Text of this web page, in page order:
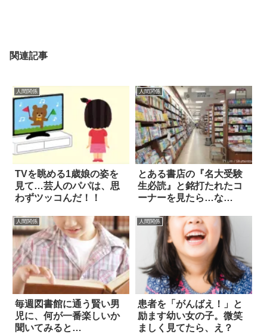
関連記事
人間関係
TVを眺める1歳娘の姿を
見て…芸人のパパは、思
わずツッコんだ！！
人間関係
とある書店の『名大受験
生必読』と銘打たれたコ
ーナーを見たら…な
人間関係
毎週図書館に通う賢い男
児に、何が一番楽しいか
聞いてみると…
人間関係
患者を「がんばえ！」と
励ます幼い女の子。微笑
ましく見てたら、え？